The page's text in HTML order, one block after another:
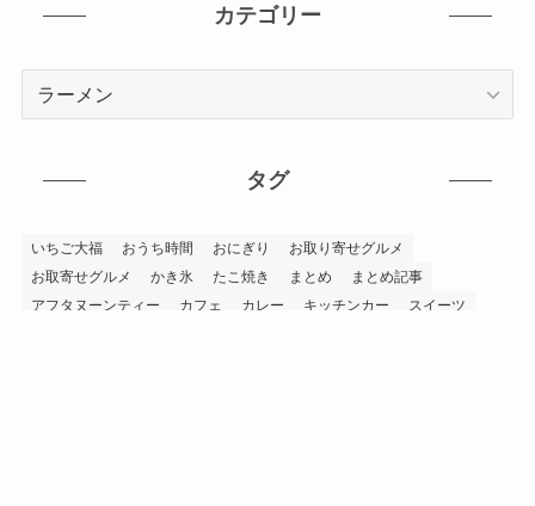
カテゴリー
タグ
いちご大福 おうち時間 おにぎり
お取り寄せグルメ
お取寄せグルメ
かき氷 たこ焼き まとめ
まとめ記事
アフタヌーンティー
カフェ カレー キッチンカー
スイーツ